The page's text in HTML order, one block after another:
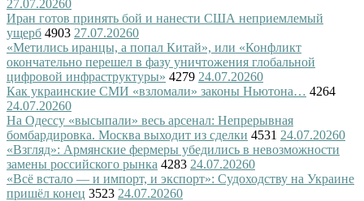
27.07.20260
Иран готов принять бой и нанести США неприемлемый
ущерб 4903 27.07.20260
«Метились иранцы, а попал Китай», или «Конфликт
окончательно перешел в фазу уничтожения глобальной
цифровой инфраструктуры» 4279 24.07.20260
Как украинские СМИ «взломали» законы Ньютона… 4264
24.07.20260
На Одессу «высыпали» весь арсенал: Непрерывная
бомбардировка. Москва выходит из сделки 4531 24.07.20260
«Взгляд»: Армянские фермеры убедились в невозможности
замены российского рынка 4283 24.07.20260
«Всё встало — и импорт, и экспорт»: Судоходству на Украине
пришёл конец 3523 24.07.20260